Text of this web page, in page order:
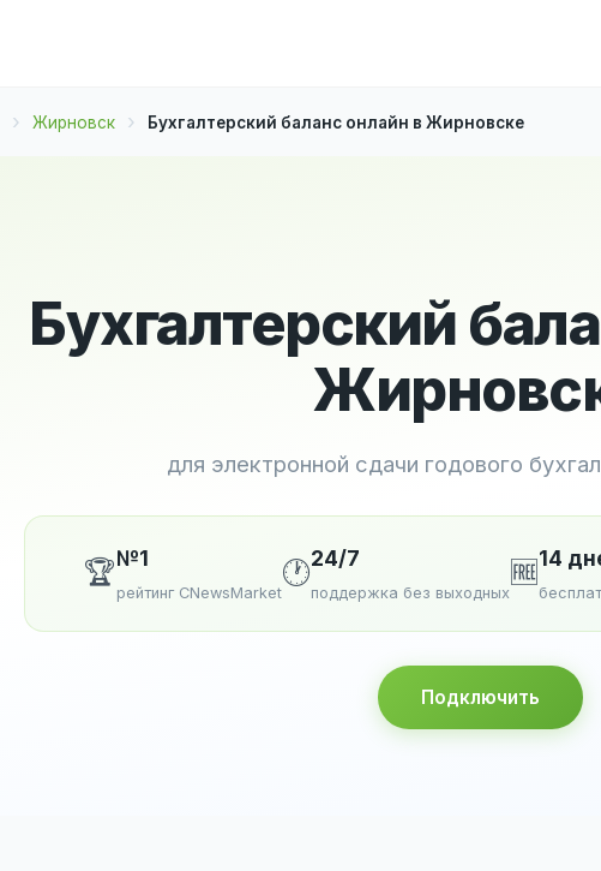
Жирновск Бухгалтерский баланс онлайн в Жирновске
Бухгалтерский
для электронной сдачи годового
🏆№1
рейтинг CNewsMarket
🕐24/7
поддержка без выходных
🆓14
Подключить